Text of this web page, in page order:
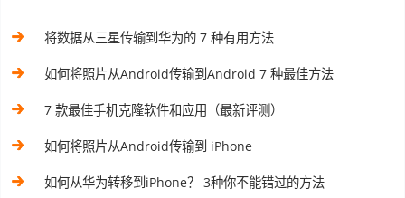
将数据从三星传输到华为的 7 种有用方法
如何将照片从Android传输到Android 7 种最佳方法
7 款最佳手机克隆软件和应用（最新评测）
如何将照片从Android传输到 iPhone
如何从华为转移到iPhone？ 3种你不能错过的方法